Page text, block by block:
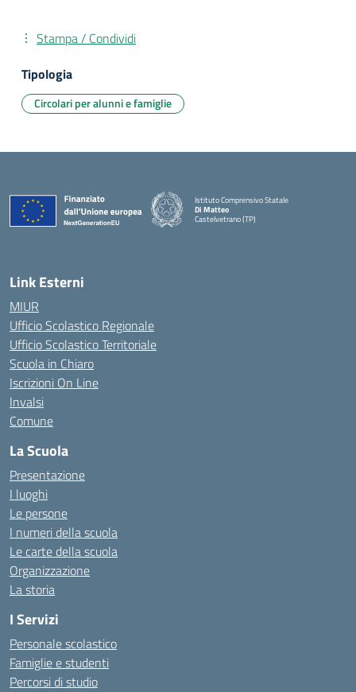
Stampa / Condividi
Tipologia
Circolari per alunni e famiglie
Istituto Comprensivo Statale
Di Matteo
Castelvetrano (TP)
Link Esterni
MIUR
Ufficio Scolastico Regionale
Ufficio Scolastico Territoriale
Scuola in Chiaro
Iscrizioni On Line
Invalsi
Comune
La Scuola
Presentazione
I luoghi
Le persone
I numeri della scuola
Le carte della scuola
Organizzazione
La storia
I Servizi
Personale scolastico
Famiglie e studenti
Percorsi di studio